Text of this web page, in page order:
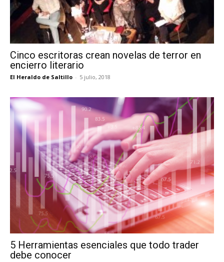
Cinco escritoras crean novelas de terror en
encierro literario
El Heraldo de Saltillo - 5 julio, 2018
5 Herramientas esenciales que todo trader
debe conocer